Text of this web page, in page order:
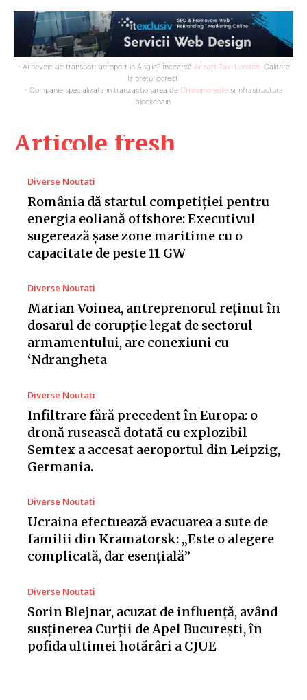
Articole fresh
Diverse Noutati
România dă startul competiției pentru
energia eoliană offshore: Executivul
sugerează șase zone maritime cu o
capacitate de peste 11 GW
Diverse Noutati
Marian Voinea, antreprenorul reținut în
dosarul de corupție legat de sectorul
armamentului, are conexiuni cu
‘Ndrangheta
Diverse Noutati
Infiltrare fără precedent în Europa: o
dronă rusească dotată cu explozibil
Semtex a accesat aeroportul din Leipzig,
Germania.
Diverse Noutati
Ucraina efectuează evacuarea a sute de
familii din Kramatorsk: „Este o alegere
complicată, dar esențială”
Diverse Noutati
Sorin Blejnar, acuzat de influență, având
susținerea Curții de Apel București, în
pofida ultimei hotărâri a CJUE
- Ai nevoie de transport aeroport in Anglia? Încearcă Airport Taxi London . Calitate
la prețul corect.
- Companie specializata in tranzactionarea de Criptomonede si infrastructura
blockchain.